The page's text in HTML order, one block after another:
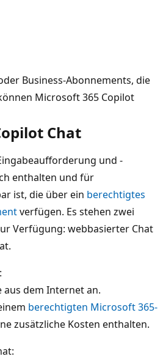
Business-Abonnements, die
Microsoft 365 Copilot
Chat
und -
enthalten und für
ist, die über ein berechtigtes
verfügen. Es stehen zwei
Verfügung: webbasierter Chat
aus dem Internet an.
berechtigten Microsoft 365-
zusätzliche Kosten enthalten.